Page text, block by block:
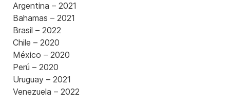
Argentina – 2021
Bahamas – 2021
Brasil – 2022
Chile – 2020
México – 2020
Perú – 2020
Uruguay – 2021
Venezuela – 2022